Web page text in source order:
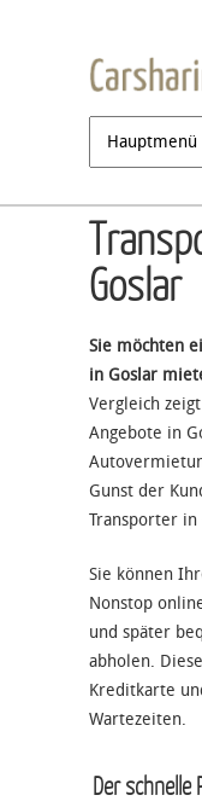
Goslar
Sie möchten
in Goslar
Vergleich
Angebote in
Gunst der
Transporter
Sie können
Nonstop
und später
abholen.
Kreditkarte
Wartezeiten.
Der schnelle